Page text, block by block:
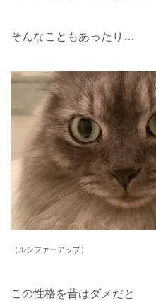
そんなこともあったり…
（ルシファーアップ）
この性格を昔はダメだと